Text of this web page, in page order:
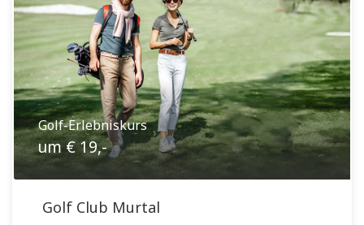
Golf-Erlebniskurs
um € 19,-
Golf Club Murtal